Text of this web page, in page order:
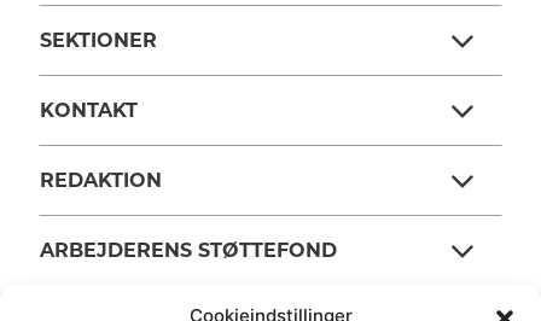
Cookieindstillinger
SEKTIONER
KONTAKT
REDAKTION
ARBEJDERENS STØTTEFOND